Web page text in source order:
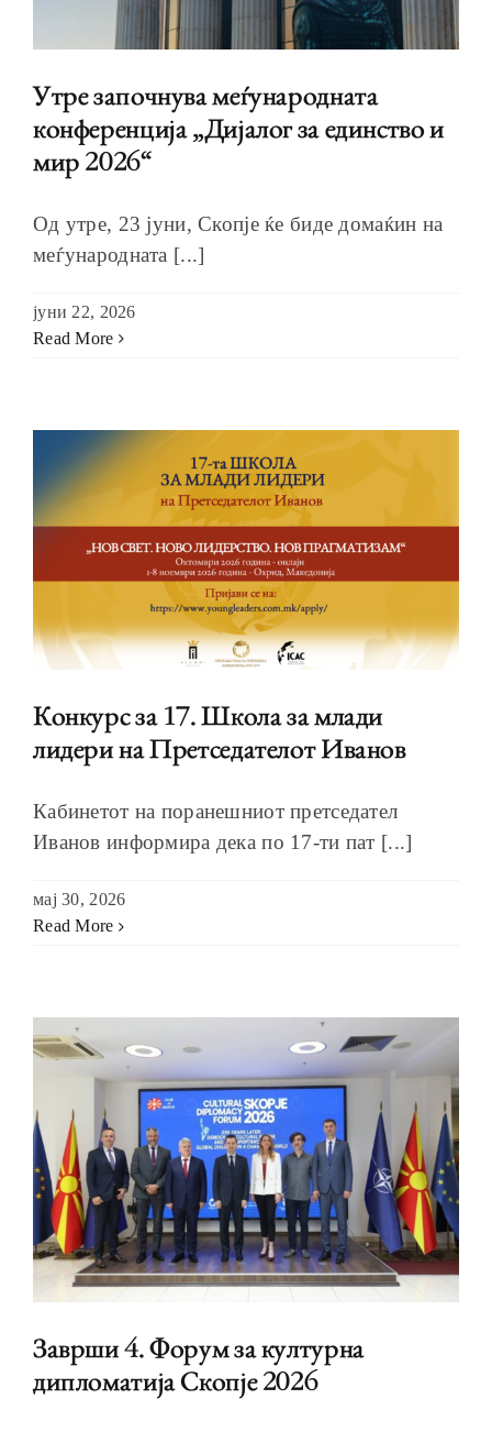
Утре започнува меѓународната
конференција „Дијалог за единство и
мир 2026“
Од утре, 23 јуни, Скопје ќе биде домаќин на
меѓународната [...]
јуни 22, 2026
Read More
Конкурс за 17. Школа за млади
лидери на Претседателот Иванов
Кабинетот на поранешниот претседател
Иванов информира дека по 17-ти пат [...]
мај 30, 2026
Read More
Заврши 4. Форум за културна
дипломатија Скопје 2026